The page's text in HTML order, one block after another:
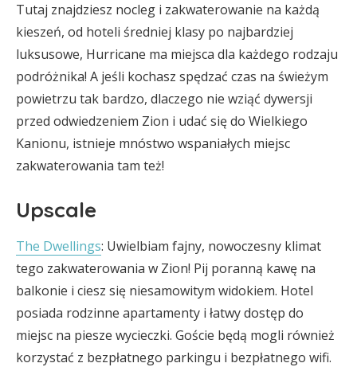
Tutaj znajdziesz nocleg i zakwaterowanie na każdą
kieszeń, od hoteli średniej klasy po najbardziej
luksusowe, Hurricane ma miejsca dla każdego rodzaju
podróżnika! A jeśli kochasz spędzać czas na świeżym
powietrzu tak bardzo, dlaczego nie wziąć dywersji
przed odwiedzeniem Zion i udać się do Wielkiego
Kanionu, istnieje mnóstwo wspaniałych miejsc
zakwaterowania tam też!
Upscale
The Dwellings: Uwielbiam fajny, nowoczesny klimat
tego zakwaterowania w Zion! Pij poranną kawę na
balkonie i ciesz się niesamowitym widokiem. Hotel
posiada rodzinne apartamenty i łatwy dostęp do
miejsc na piesze wycieczki. Goście będą mogli również
korzystać z bezpłatnego parkingu i bezpłatnego wifi.